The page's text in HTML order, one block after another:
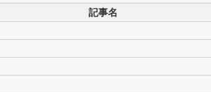
記事名